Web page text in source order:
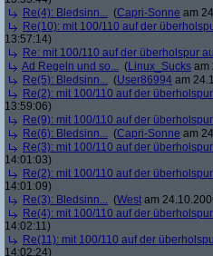
Re(4): Bledsinn... (Capri-Sonne am
Re(10): mit 100/110 auf der
13:57:14)
Re: mit 100/110 auf der überholspur
Ad Regeln und so... (Linux_Sucks am
Re(5): Bledsinn... (User86994 am
Re(2): mit 100/110 auf der
13:59:06)
Re(9): mit 100/110 auf der
Re(6): Bledsinn... (Capri-Sonne am
Re(3): mit 100/110 auf der
14:01:03)
Re(2): mit 100/110 auf der
14:01:09)
Re(3): Bledsinn... (West am
Re(4): mit 100/110 auf der
14:02:11)
Re(11): mit 100/110 auf der
14:02:24)